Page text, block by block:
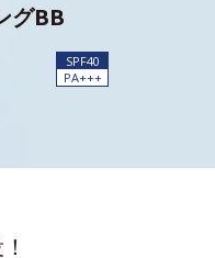
グBB
SPF40
PA+++